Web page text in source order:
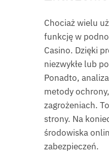
Chociaż wielu
funkcję w
Casino. Dzięki
niezwykłe lub
Ponadto,
metody
zagrożeniach.
strony. Na
środowiska
zabezpieczeń.